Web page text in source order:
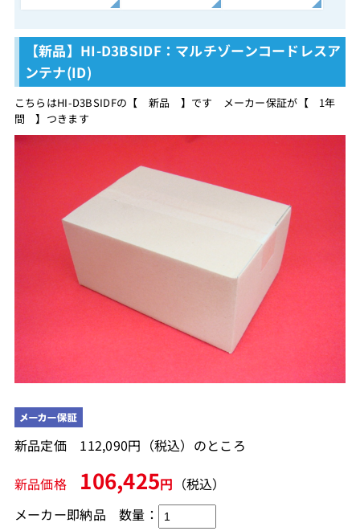
【新品】HI-D3BSIDF：マルチゾーンコードレスア
ンテナ(ID)
こちらはHI-D3BSIDFの【 新品 】です メーカー保証が【 1年
間 】つきます
新品定価 112,090円（税込）のところ
新品価格 106,425円 （税込）
メーカー即納品 数量：